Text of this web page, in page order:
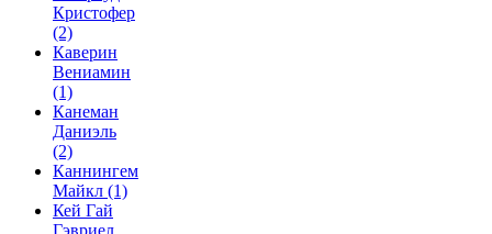
Кристофер
(2)
Каверин
Вениамин
(1)
Канеман
Даниэль
(2)
Каннингем
Майкл (1)
Кей Гай
Гэвриел